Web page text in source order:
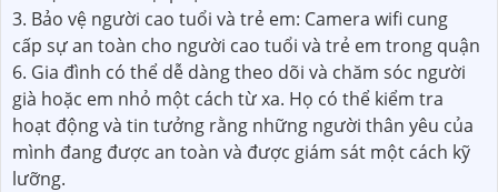
3. Bảo vệ người cao tuổi và trẻ em: Camera wifi cung
cấp sự an toàn cho người cao tuổi và trẻ em trong quận
6. Gia đình có thể dễ dàng theo dõi và chăm sóc người
già hoặc em nhỏ một cách từ xa. Họ có thể kiểm tra
hoạt động và tin tưởng rằng những người thân yêu của
mình đang được an toàn và được giám sát một cách kỹ
lưỡng.